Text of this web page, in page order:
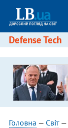
Defense Tech
Головна — Світ—